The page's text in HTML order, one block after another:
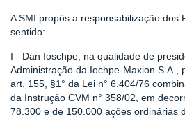
A SMI propôs a responsabilização dos
sentido:
I - Dan Ioschpe, na qualidade de
Administração da Iochpe-Maxion S.A.,
art. 155, §1° da Lei n° 6.404/76
da Instrução CVM n° 358/02, em
78.300 e de 150.000 ações ordinárias